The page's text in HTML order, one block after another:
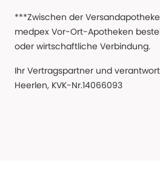
***Zwischen der
medpex Vor-Ort-Apotheken
oder wirtschaftliche Verbindung.
Ihr Vertragspartner und
Heerlen, KVK-Nr.14066093